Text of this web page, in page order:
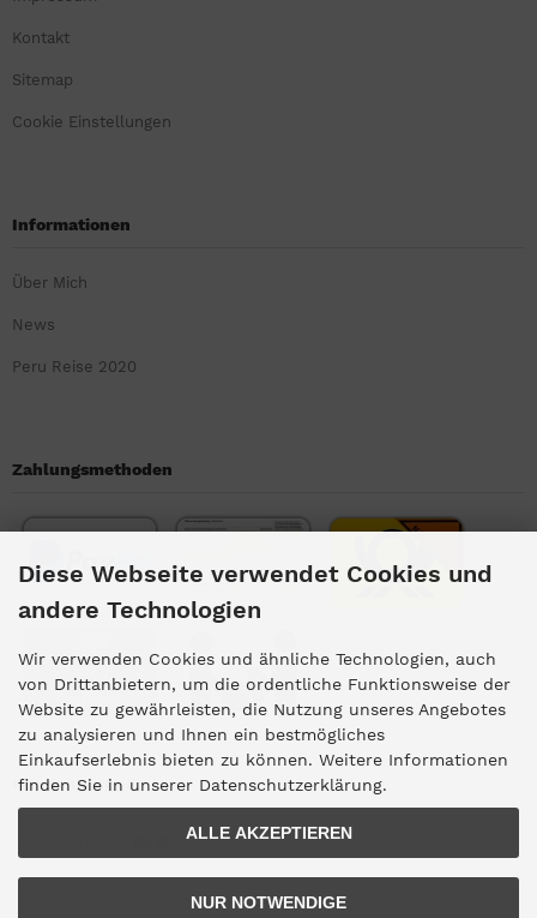
Kontakt
Sitemap
Cookie Einstellungen
Informationen
Über Mich
News
Peru Reise 2020
Zahlungsmethoden
Kundengruppe
Diese Webseite verwendet Cookies und
andere Technologien
Wir verwenden Cookies und ähnliche Technologien, auch
von Drittanbietern, um die ordentliche Funktionsweise der
Website zu gewährleisten, die Nutzung unseres Angebotes
zu analysieren und Ihnen ein bestmögliches
Einkaufserlebnis bieten zu können. Weitere Informationen
finden Sie in unserer Datenschutzerklärung.
ALLE AKZEPTIEREN
NUR NOTWENDIGE